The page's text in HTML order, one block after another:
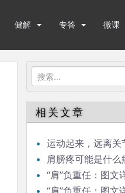
健解 专答 微课
搜
索：
相关文章
运动起来，远离关
肩膀疼可能是什么
“肩”负重任：图文
“肩”负重任：图文